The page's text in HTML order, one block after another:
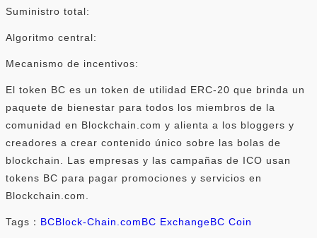
Suministro total:
Algoritmo central:
Mecanismo de incentivos:
El token BC es un token de utilidad ERC-20 que brinda un
paquete de bienestar para todos los miembros de la
comunidad en Blockchain.com y alienta a los bloggers y
creadores a crear contenido único sobre las bolas de
blockchain. Las empresas y las campañas de ICO usan
tokens BC para pagar promociones y servicios en
Blockchain.com.
Tags： BCBlock-Chain.comBC ExchangeBC Coin